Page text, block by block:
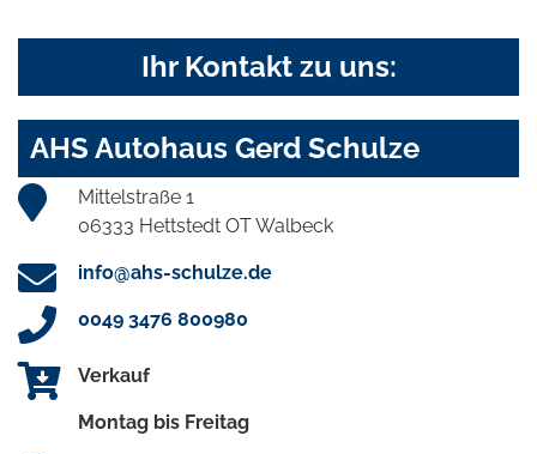
Ihr Kontakt zu uns:
AHS Autohaus Gerd Schulze
Mittelstraße 1
06333 Hettstedt OT Walbeck
info@ahs-schulze.de
0049 3476 800980
Verkauf
Montag bis Freitag